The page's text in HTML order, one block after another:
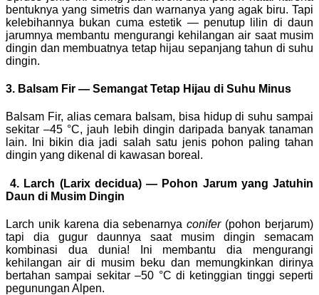
bentuknya yang simetris dan warnanya yang agak biru. Tapi
kelebihannya bukan cuma estetik — penutup lilin di daun
jarumnya membantu mengurangi kehilangan air saat musim
dingin dan membuatnya tetap hijau sepanjang tahun di suhu
dingin.
3. Balsam Fir — Semangat Tetap Hijau di Suhu Minus
Balsam Fir, alias cemara balsam, bisa hidup di suhu sampai
sekitar –45 °C, jauh lebih dingin daripada banyak tanaman
lain. Ini bikin dia jadi salah satu jenis pohon paling tahan
dingin yang dikenal di kawasan boreal.
4. Larch (Larix decidua) — Pohon Jarum yang Jatuhin
Daun di Musim Dingin
Larch unik karena dia sebenarnyaconifer(pohon berjarum)
tapi dia gugur daunnya saat musim dingin semacam
kombinasi dua dunia! Ini membantu dia mengurangi
kehilangan air di musim beku dan memungkinkan dirinya
bertahan sampai sekitar –50 °C di ketinggian tinggi seperti
pegunungan Alpen.